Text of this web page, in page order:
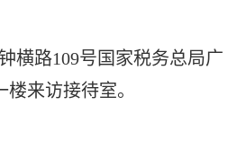
横路109号国家税务总局广
来访接待室。